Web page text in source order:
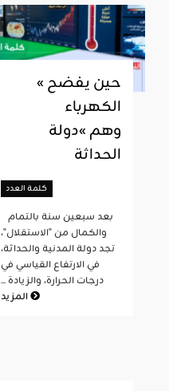
« حين يفضح
الكهرباء
وهم »دولة
الحداثة
كلمة العدد
والكمال من "الاستقلال"،
تجد دولة المدنية والحداثة،
في الارتفاع القياسي في
درجات الحرارة، والزيادة ...
المزيد